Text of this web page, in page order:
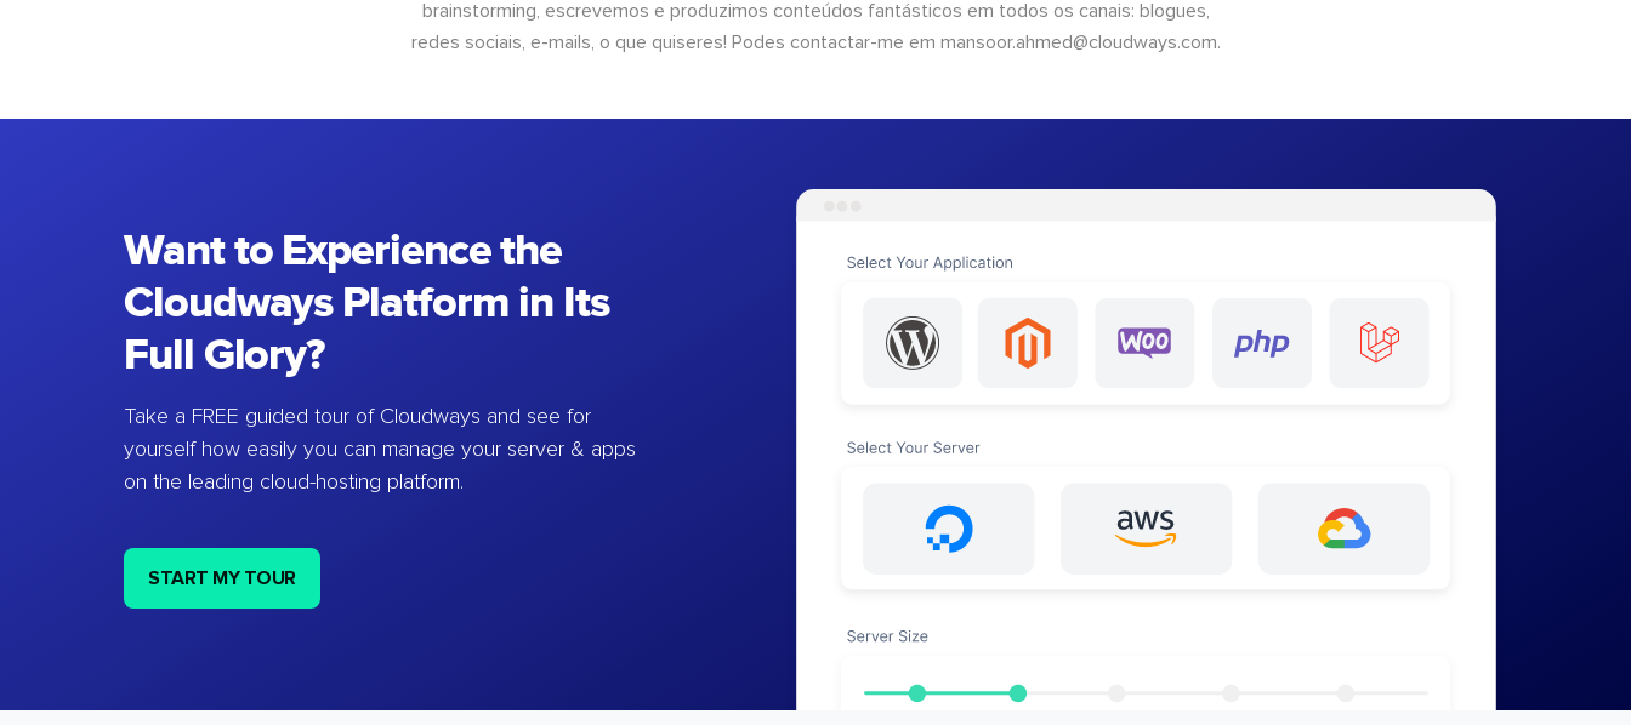
brainstorming, escrevemos e produzimos conteúdos fantásticos em todos os canais: blogues,
redes sociais, e-mails, o que quiseres! Podes contactar-me em mansoor.ahmed@cloudways.com.
Want to Experience the
Cloudways Platform in Its
Full Glory?
Take a FREE guided tour of Cloudways and see for
yourself how easily you can manage your server & apps
on the leading cloud-hosting platform.
START MY TOUR